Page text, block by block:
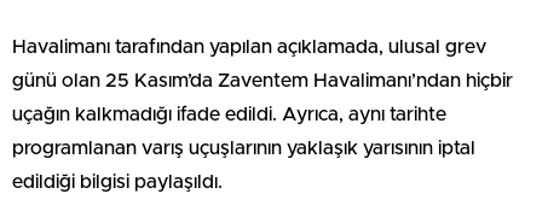
Havalimanı tarafından yapılan açıklamada, ulusal grev
günü olan 25 Kasım’da Zaventem Havalimanı’ndan hiçbir
uçağın kalkmadığı ifade edildi. Ayrıca, aynı tarihte
programlanan varış uçuşlarının yaklaşık yarısının iptal
edildiği bilgisi paylaşıldı.